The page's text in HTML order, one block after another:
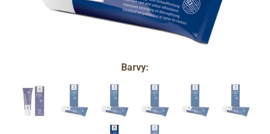
Barvy: